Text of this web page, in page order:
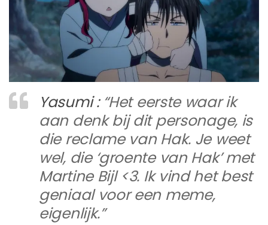
Yasumi : “Het eerste waar ik
aan denk bij dit personage, is
die reclame van Hak. Je weet
wel, die ‘groente van Hak’ met
Martine Bijl <3. Ik vind het best
geniaal voor een meme,
eigenlijk.”